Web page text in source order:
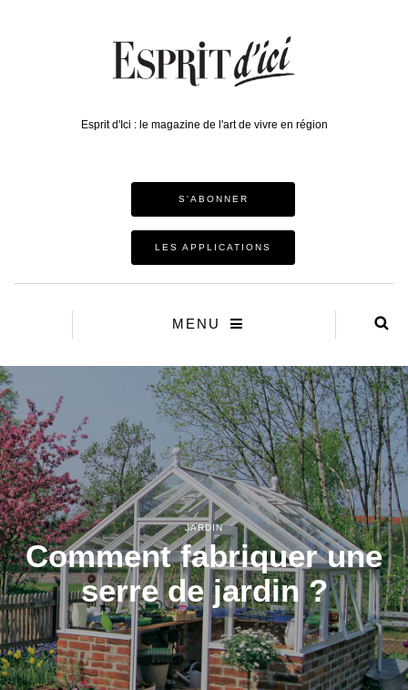
Esprit d'Ici : le magazine de l'art de vivre en région
S'ABONNER
LES APPLICATIONS
MENU
JARDIN
Comment fabriquer une
serre de jardin ?